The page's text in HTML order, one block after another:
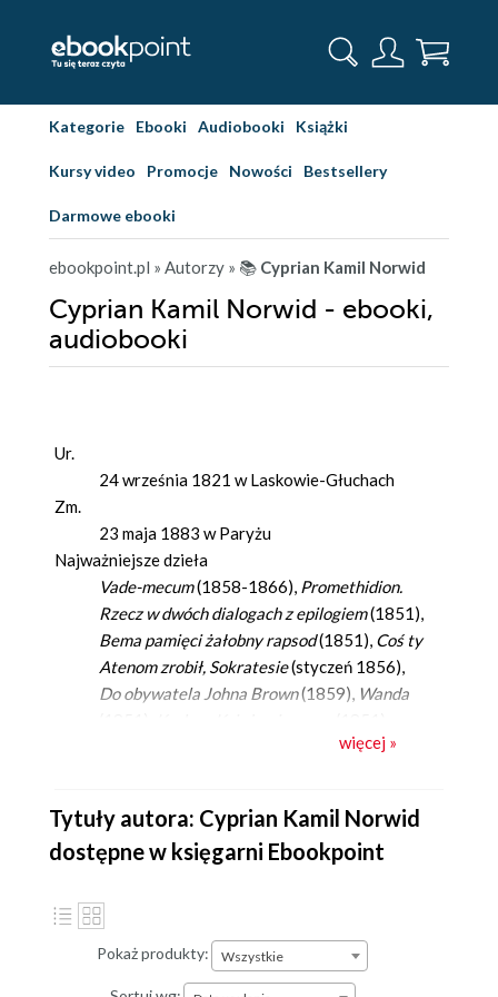
Kategorie Ebooki Audiobooki Książki
Kursy video Promocje Nowości Bestsellery
Darmowe ebooki
ebookpoint.pl » Autorzy » 📚 Cyprian Kamil Norwid
Cyprian Kamil Norwid - ebooki,
audiobooki
Ur.
24 września 1821 w Laskowie-Głuchach
Zm.
23 maja 1883 w Paryżu
Najważniejsze dzieła
Vade-mecum(1858-1866), Promethidion.
Rzecz w dwóch dialogach z epilogiem(1851),
Bema pamięci żałobny rapsod(1851), Coś ty
Atenom zrobił, Sokratesie(styczeń 1856),
Do obywatela Johna Brown(1859), Wanda
Białe kwiaty(1856),
(1866),Rzecz o wolności słowa(1869),
Pierścień Wielkiej Damy, czyli Ex-machina
Polski poeta, prozaik, dramatopisarz, eseista,
tworzył także prace plastyczne. Jego edukacja
miała charakter niesystematyczny, można więc
więcej »
Tytuły autora: Cyprian Kamil Norwid
dostępne w księgarni Ebookpoint
Pokaż produkty: Wszystkie